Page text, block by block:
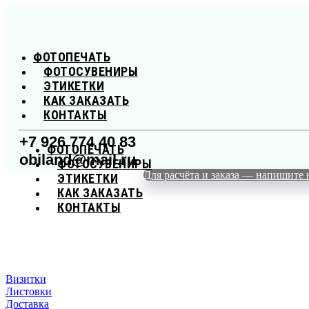
ФОТОПЕЧАТЬ
ФОТОСУВЕНИРЫ
ЭТИКЕТКИ
КАК ЗАКАЗАТЬ
КОНТАКТЫ
+7 926 774 40 83
obiland@mail.ru
Для расчёта и заказа — напишите
ФОТОПЕЧАТЬ
ФОТОСУВЕНИРЫ
ЭТИКЕТКИ
КАК ЗАКАЗАТЬ
КОНТАКТЫ
Визитки
Листовки
Доставка